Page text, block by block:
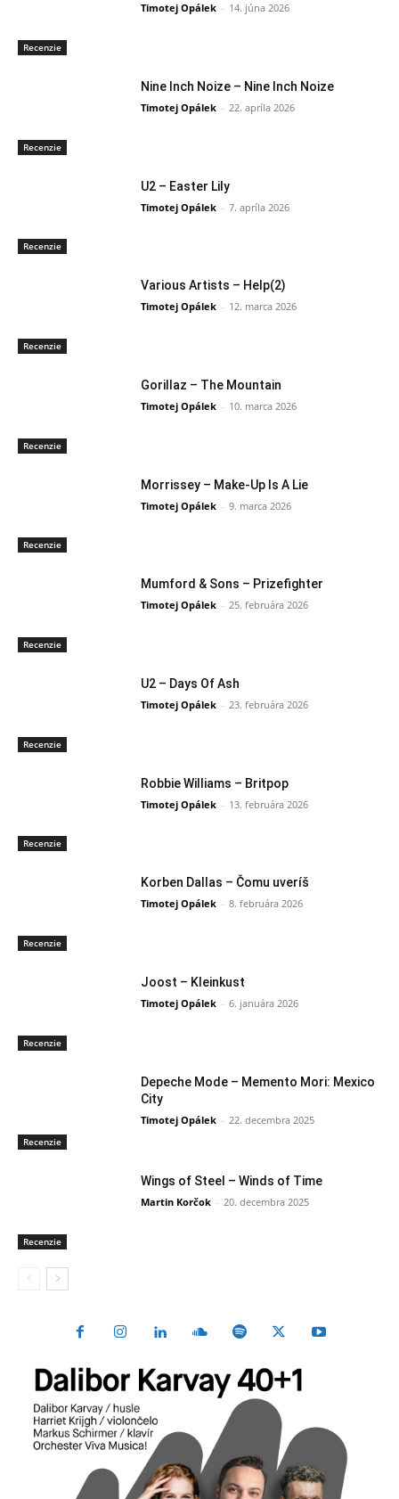
Recenzie
Timotej Opálek - 14. júna 2026
Recenzie
Nine Inch Noize – Nine Inch Noize
Timotej Opálek - 22. apríla 2026
Recenzie
U2 – Easter Lily
Timotej Opálek - 7. apríla 2026
Recenzie
Various Artists – Help(2)
Timotej Opálek - 12. marca 2026
Recenzie
Gorillaz – The Mountain
Timotej Opálek - 10. marca 2026
Recenzie
Morrissey – Make-Up Is A Lie
Timotej Opálek - 9. marca 2026
Recenzie
Mumford & Sons – Prizefighter
Timotej Opálek - 25. februára 2026
Recenzie
U2 – Days Of Ash
Timotej Opálek - 23. februára 2026
Recenzie
Robbie Williams – Britpop
Timotej Opálek - 13. februára 2026
Recenzie
Korben Dallas – Čomu uveríš
Timotej Opálek - 8. februára 2026
Recenzie
Joost – Kleinkust
Timotej Opálek - 6. januára 2026
Recenzie
Depeche Mode – Memento Mori: Mexico
City
Timotej Opálek - 22. decembra 2025
Recenzie
Wings of Steel – Winds of Time
Martin Korčok - 20. decembra 2025